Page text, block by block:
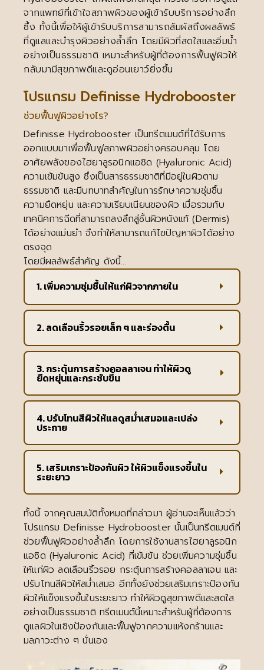
จากแพทย์ที่เข้าใจสภาพผิวของผู้เข้ารับบริการอย่างลึก
ซึ้ง ทั้งนี้เพื่อให้ผู้เข้ารับบริการสามารถสัมผัสถึงผลลัพธ์
ที่ดูแลและบำรุงผิวอย่างล้ำลึก โดยมีผิวที่สดใสและอิ่มน้ำ
อย่างเป็นธรรมชาติ เหมาะสำหรับผู้ที่ต้องการฟื้นฟูผิวให้
กลับมามีสุขภาพดีและดูอ่อนเยาว์ยิ่งขึ้น
โปรแกรม Definisse Hydrobooster
ช่วยฟื้นฟูผิวอย่างไร?
Definisse Hydrobooster เป็นทรีตเมนต์ที่ได้รับการ
ออกแบบมาเพื่อฟื้นฟูสภาพผิวอย่างครอบคลุม โดย
อาศัยพลังของไฮยาลูรอนิกแอซิด (Hyaluronic Acid)
ความเข้มข้นสูง ซึ่งเป็นสารธรรมชาติที่มีอยู่ในผิวตาม
ธรรมชาติ และมีบทบาทสำคัญในการรักษาความชุ่มชื้น
ความยืดหยุ่น และความเรียบเนียนของผิว เมื่อรวมกับ
เทคนิคการฉีดที่สามารถลงลึกสู่ชั้นผิวหนังแท้ (Dermis)
ได้อย่างแม่นยำ จึงทำให้สามารถแก้ไขปัญหาผิวได้อย่าง
ตรงจุด
โดยมีผลลัพธ์สำคัญ ดังนี้…
1. เพิ่มความชุ่มชื้นให้แก่ผิวจากภายใน
2. ลดเลือนริ้วรอยเล็ก ๆ และร่องตื้น
3. กระตุ้นการสร้างคอลลาเจน ทำให้ผิวดู
ยืดหยุ่นและกระชับขึ้น
4. ปรับโทนสีผิวให้แลดูสม่ำเสมอและเปล่ง
ประกาย
5. เสริมเกราะป้องกันผิว ให้ผิวแข็งแรงขึ้นใน
ระยะยาว
ทั้งนี้ จากคุณสมบัติทั้งหมดที่กล่าวมา ผู้อ่านจะเห็นแล้วว่า
โปรแกรม Definisse Hydrobooster นั้นเป็นทรีตเมนต์ที่
ช่วยฟื้นฟูผิวอย่างล้ำลึก โดยการใช้งานสารไฮยาลูรอนิก
แอซิด (Hyaluronic Acid) ที่เข้มข้น ช่วยเพิ่มความชุ่มชื้น
ให้แก่ผิว ลดเลือนริ้วรอย กระตุ้นการสร้างคอลลาเจน และ
ปรับโทนสีผิวให้สม่ำเสมอ อีกทั้งยังช่วยเสริมเกราะป้องกัน
ผิวให้แข็งแรงขึ้นในระยะยาว ทำให้ผิวดูสุขภาพดีและสดใส
อย่างเป็นธรรมชาติ ทรีตเมนต์นี้เหมาะสำหรับผู้ที่ต้องการ
ดูแลผิวในเชิงป้องกันและฟื้นฟูจากความแห้งกร้านและ
มลภาวะต่าง ๆ นั่นเอง